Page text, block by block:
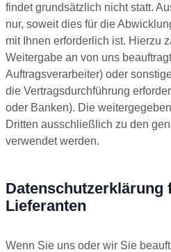
findet grundsätzlich nicht statt.
nur, soweit dies für die
mit Ihnen erforderlich ist. Hierzu
Weitergabe an von uns
Auftragsverarbeiter) oder
die Vertragsdurchführung
oder Banken). Die
Dritten ausschließlich zu den
verwendet werden.
Datenschutzerklärung
Lieferanten
Wenn Sie uns oder wir Sie